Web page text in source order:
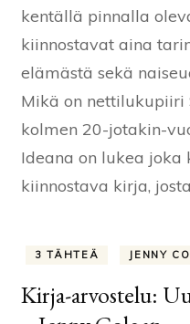
kentällä pinnalla
kiinnostavat aina
elämästä sekä
Mikä on nettilukupiiri
kolmen 20-jotakin-
Ideana on lukea
kiinnostava kirja,
3 TÄHTEÄ JENNY
Kirja-arvostelu: